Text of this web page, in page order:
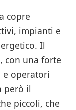
copre
impianti e
Il
con una forte
e operatori
però il
piccoli, che